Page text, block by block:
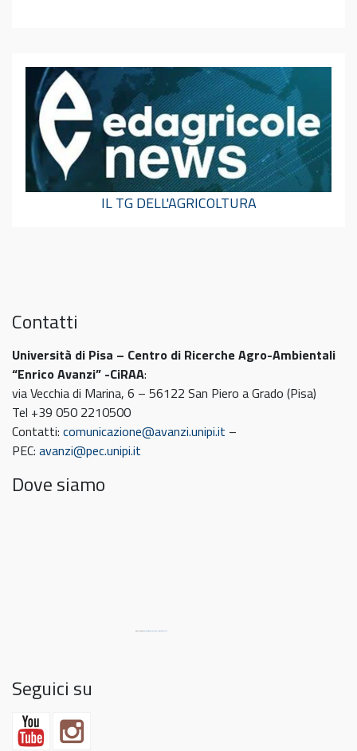
IL TG DELL'AGRICOLTURA
Contatti
Università di Pisa – Centro di Ricerche Agro-Ambientali
“Enrico Avanzi” -CiRAA:
via Vecchia di Marina, 6 – 56122 San Piero a Grado (Pisa)
Tel +39 050 2210500
Contatti: comunicazione@avanzi.unipi.it –
PEC: avanzi@pec.unipi.it
Dove siamo
Powered byembedgooglemaps DE&link Match
Seguici su